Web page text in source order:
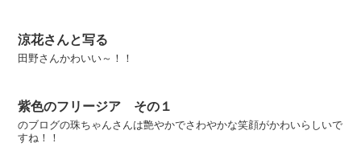
涼花さんと写る
田野さんかわいい～！！
紫色のフリージア その１
のブログの珠ちゃんさんは艶やかでさわやかな笑顔がかわいらしいで
すね！！